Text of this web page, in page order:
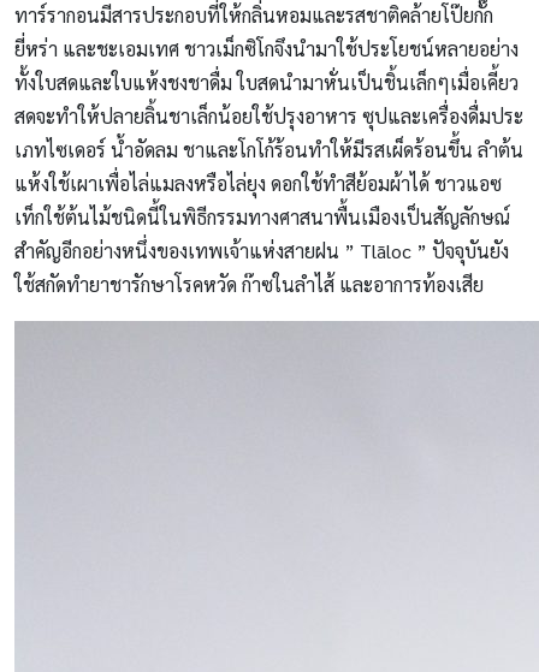
ทาร์รากอนมีสารประกอบที่ให้กลิ่นหอมและรสชาติคล้ายโป๊ยกั๊ก
ยี่หร่า และชะเอมเทศชาวเม็กซิโกจึงนำมาใช้ประโยชน์หลายอย่าง
ทั้งใบสดและใบแห้งชงชาดื่ม ใบสดนำมาหั่นเป็นชิ้นเล็กๆเมื่อเคี้ยว
สดจะทำให้ปลายลิ้นชาเล็กน้อยใช้ปรุงอาหาร ซุปและเครื่องดื่มประ
เภทไซเดอร์ น้ำอัดลม ชาและโกโก้ร้อนทำให้มีรสเผ็ดร้อนขึ้น ลำต้น
แห้งใช้เผาเพื่อไล่แมลงหรือไล่ยุง ดอกใช้ทำสีย้อมผ้าได้ ชาวแอซ
เท็กใช้ต้นไม้ชนิดนี้ในพิธีกรรมทางศาสนาพื้นเมืองเป็นสัญลักษณ์
สำคัญอีกอย่างหนึ่งของเทพเจ้าแห่งสายฝน ” Tlāloc ” ปัจจุบันยัง
ใช้สกัดทำยาชารักษาโรคหวัด ก๊าซในลำไส้ และอาการท้องเสีย